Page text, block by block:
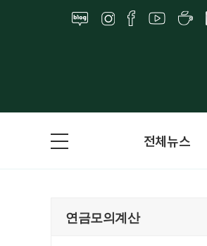
전체뉴스